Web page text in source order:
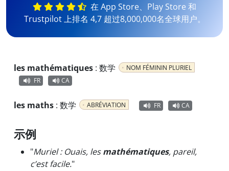
在 App Store、Play Store 和
Trustpilot 上排名 4,7 超过8,000,000名全球用户。
les mathématiques : 数学
NOM FÉMININ PLURIEL
FR
CA
les maths : 数学 ABRÉVIATION FR CA
示例
"Muriel : Ouais, lesmathématiques, pareil,
c’est facile."